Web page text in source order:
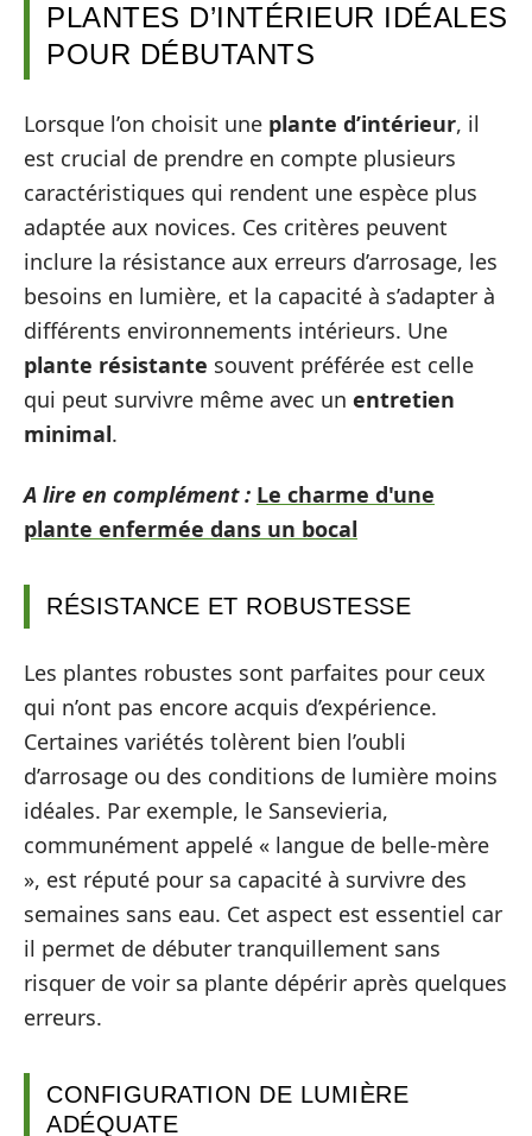
PLANTES D’INTÉRIEUR IDÉALES
POUR DÉBUTANTS
Lorsque l’on choisit une plante d’intérieur, il
est crucial de prendre en compte plusieurs
caractéristiques qui rendent une espèce plus
adaptée aux novices. Ces critères peuvent
inclure la résistance aux erreurs d’arrosage, les
besoins en lumière, et la capacité à s’adapter à
différents environnements intérieurs. Une
plante résistante souvent préférée est celle
qui peut survivre même avec un entretien
minimal.
A lire en complément : Le charme d'une
plante enfermée dans un bocal
RÉSISTANCE ET ROBUSTESSE
Les plantes robustes sont parfaites pour ceux
qui n’ont pas encore acquis d’expérience.
Certaines variétés tolèrent bien l’oubli
d’arrosage ou des conditions de lumière moins
idéales. Par exemple, le Sansevieria,
communément appelé « langue de belle-mère
», est réputé pour sa capacité à survivre des
semaines sans eau. Cet aspect est essentiel car
il permet de débuter tranquillement sans
risquer de voir sa plante dépérir après quelques
erreurs.
CONFIGURATION DE LUMIÈRE
ADÉQUATE